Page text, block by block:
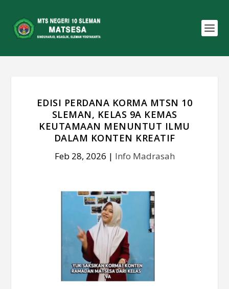
EDISI PERDANA KORMA MTSN 10
SLEMAN, KELAS 9A KEMAS
KEUTAMAAN MENUNTUT ILMU
DALAM KONTEN KREATIF
Feb 28, 2026 | Info Madrasah